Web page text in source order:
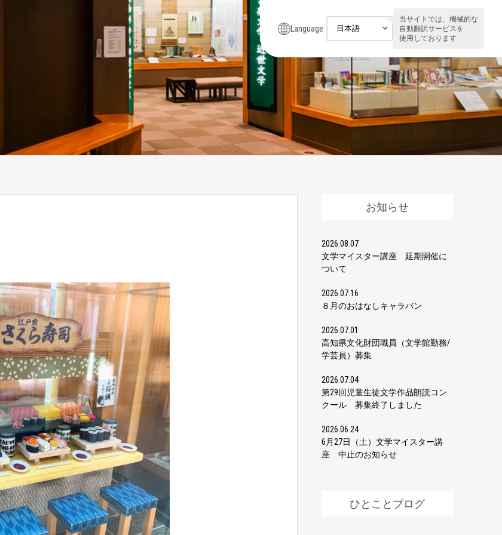
Language
当サイトでは、機械的な
自動翻訳サービスを
使用しております
お知らせ
2026.08.07
文学マイスター講座 延期開催に
ついて
2026.07.16
８月のおはなしキャラバン
2026.07.01
高知県文化財団職員（文学館勤務/
学芸員）募集
2026.07.04
第29回児童生徒文学作品朗読コン
クール 募集終了しました
2026.06.24
6月27日（土）文学マイスター講
座 中止のお知らせ
ひとことブログ